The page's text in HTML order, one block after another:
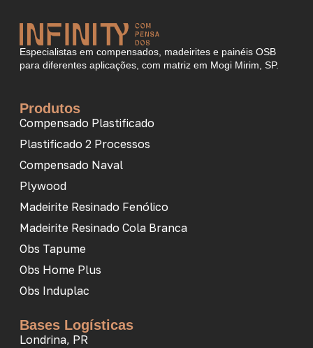
Especialistas em compensados, madeirites e painéis OSB
para diferentes aplicações, com matriz em Mogi Mirim, SP.
Produtos
Compensado Plastificado
Plastificado 2 Processos
Compensado Naval
Plywood
Madeirite Resinado Fenólico
Madeirite Resinado Cola Branca
Obs Tapume
Obs Home Plus
Obs Induplac
Bases Logísticas
Londrina, PR